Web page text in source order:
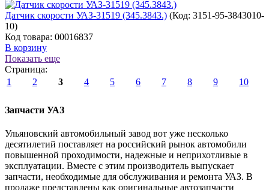
Датчик скорости УАЗ-31519 (345.3843.) (Код: 3151-95-3843010-
10)
Код товара: 00016837
В корзину
Показать еще
Страница:
1
2 3 4 5 6 7 8 9 10
Запчасти УАЗ
Ульяновский автомобильный завод вот уже несколько
десятилетий поставляет на российский рынок автомобили
повышенной проходимости, надежные и неприхотливые в
эксплуатации. Вместе с этим производитель выпускает
запчасти, необходимые для обслуживания и ремонта УАЗ. В
продаже представлены как оригинальные автозапчасти